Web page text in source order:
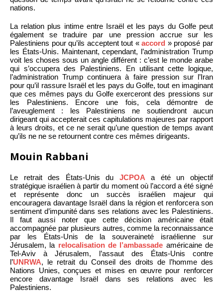
nations.
La relation plus intime entre Israël et les pays du Golfe peut
également se traduire par une pression accrue sur les
Palestiniens pour qu’ils acceptent tout «accord » proposé par
les États-Unis. Maintenant, cependant, l’administration Trump
voit les choses sous un angle différent : c’est le monde arabe
qui s’occupera des Palestiniens. En utilisant cette logique,
l’administration Trump continuera à faire pression sur l’Iran
pour qu’il rassure Israël et les pays du Golfe, tout en imaginant
que ces mêmes pays du Golfe exerceront des pressions sur
les Palestiniens. Encore une fois, cela démontre de
l’aveuglement : les Palestiniens ne soutiendront aucun
dirigeant qui accepterait ces capitulations majeures par rapport
à leurs droits, et ce ne serait qu’une question de temps avant
qu’ils ne ne se retournent contre ces mêmes dirigeants.
Mouin Rabbani
Le retrait des États-Unis du JCPOA a été un objectif
stratégique israélien à partir du moment où l’accord a été signé
et représente donc un succès israélien majeur qui
encouragera davantage Israël dans la région et renforcera son
sentiment d’impunité dans ses relations avec les Palestiniens.
Il faut aussi noter que cette décision américaine était
accompagnée par plusieurs autres, comme la reconnaissance
par les États-Unis de la souveraineté israélienne sur
Jérusalem, la relocalisation de l’ambassade américaine de
Tel-Aviv à Jérusalem, l’assaut des États-Unis contre
l’UNRWA, le retrait du Conseil des droits de l’homme des
Nations Unies, conçues et mises en œuvre pour renforcer
encore davantage Israël dans ses relations avec les
Palestiniens.